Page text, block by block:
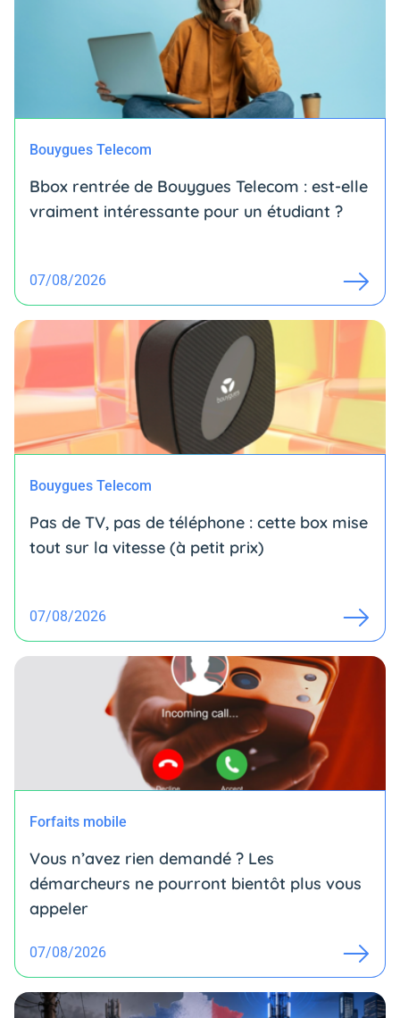
Bouygues Telecom
Bbox rentrée de Bouygues Telecom : est-elle
vraiment intéressante pour un étudiant ?
07/08/2026
Bouygues Telecom
Pas de TV, pas de téléphone : cette box mise
tout sur la vitesse (à petit prix)
07/08/2026
Forfaits mobile
Vous n’avez rien demandé ? Les
démarcheurs ne pourront bientôt plus vous
appeler
07/08/2026